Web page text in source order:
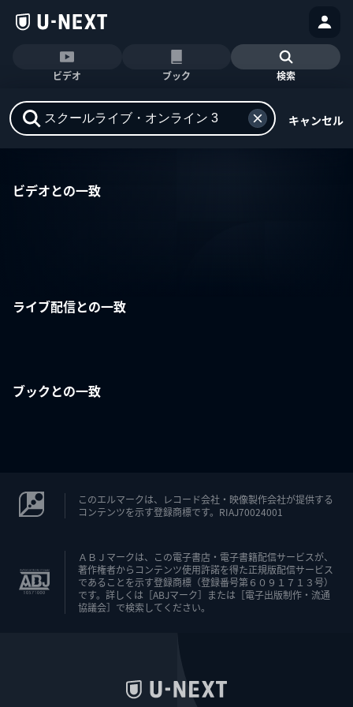
ビデオ ブック 検索
キャンセル
ビデオとの一致
ライブ配信との一致
ブックとの一致
このエルマークは、レコード会社・映像製作会社が提供する
コンテンツを示す登録商標です。RIAJ70024001
ＡＢＪマークは、この電子書店・電子書籍配信サービスが、
著作権者からコンテンツ使用許諾を得た正規版配信サービス
であることを示す登録商標（登録番号第６０９１７１３号）
です。詳しくは［ABJマーク］または［電子出版制作・流通
協議会］で検索してください。